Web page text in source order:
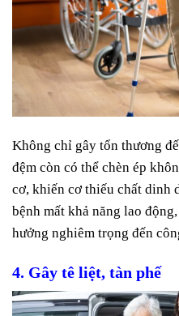
Không chỉ gây tổn thương
đệm còn có thể chèn ép
cơ, khiến cơ thiếu chất dinh
bệnh mất khả năng lao
hưởng nghiêm trọng đến
4. Gây tê liệt, tàn phế